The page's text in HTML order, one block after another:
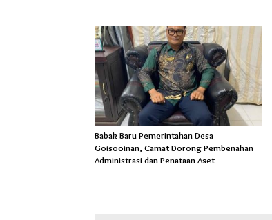
Babak Baru Pemerintahan Desa
Goisooinan, Camat Dorong Pembenahan
Administrasi dan Penataan Aset